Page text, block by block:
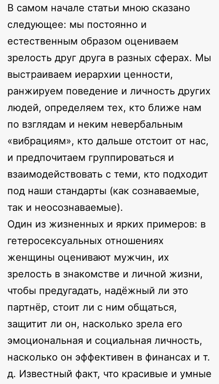
В самом начале статьи мною сказано
следующее: мы постоянно и
естественным образом оцениваем
зрелость друг друга в разных сферах. Мы
выстраиваем иерархии ценности,
ранжируем поведение и личность других
людей, определяем тех, кто ближе нам
по взглядам и неким невербальным
«вибрациям», кто дальше отстоит от нас,
и предпочитаем группироваться и
взаимодействовать с теми, кто подходит
под наши стандарты (как сознаваемые,
так и неосознаваемые).
Один из жизненных и ярких примеров: в
гетеросексуальных отношениях
женщины оценивают мужчин, их
зрелость в знакомстве и личной жизни,
чтобы предугадать, надёжный ли это
партнёр, стоит ли с ним общаться,
защитит ли он, насколько зрела его
эмоциональная и социальная личность,
насколько он эффективен в финансах и т.
д. Известный факт, что красивые и умные